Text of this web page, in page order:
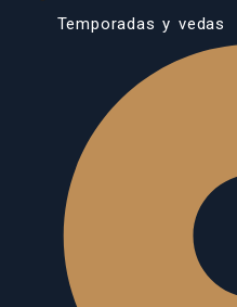
Temporadas y vedas